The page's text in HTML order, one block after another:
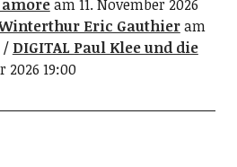
amoream 11. November 2026
Winterthur Eric Gauthieram
DIGITAL Paul Klee und die
2026 19:00